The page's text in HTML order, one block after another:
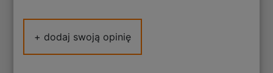
+ dodaj swoją opinię